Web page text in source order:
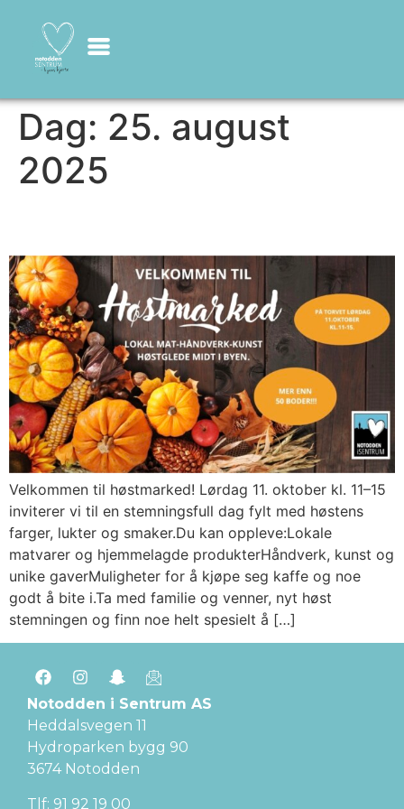
Dag: 25. august
2025
Velkommen til høstmarked! Lørdag 11. oktober kl. 11–15
inviterer vi til en stemningsfull dag fylt med høstens
farger, lukter og smaker.Du kan oppleve:Lokale
matvarer og hjemmelagde produkterHåndverk, kunst og
unike gaverMuligheter for å kjøpe seg kaffe og noe
godt å bite i.Ta med familie og venner, nyt høst
stemningen og finn noe helt spesielt å […]
Notodden i Sentrum AS
Heddalsvegen 11
Hydroparken bygg 90
3674 Notodden
Tlf: 91 92 19 00